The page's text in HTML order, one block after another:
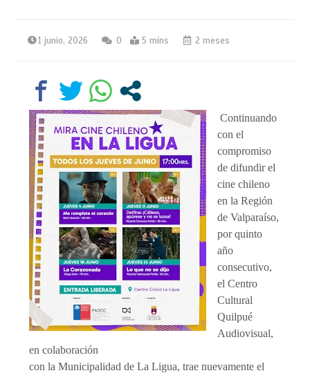
1 junio, 2026 0 5 mins 2 meses
Continuando
con el
compromiso
de difundir el
cine chileno
en la Región
de Valparaíso,
por quinto
año
consecutivo,
el Centro
Cultural
Quilpué
Audiovisual,
en colaboración
con la Municipalidad de La Ligua, trae nuevamente el